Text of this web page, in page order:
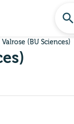
search
Valrose (BU Sciences)